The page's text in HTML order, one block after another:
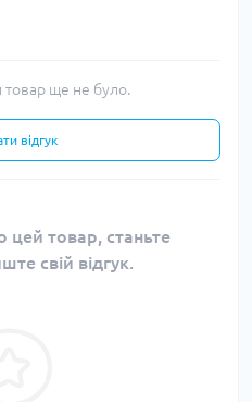
товар ще не було.
відгук
цей товар, станьте
свій відгук.